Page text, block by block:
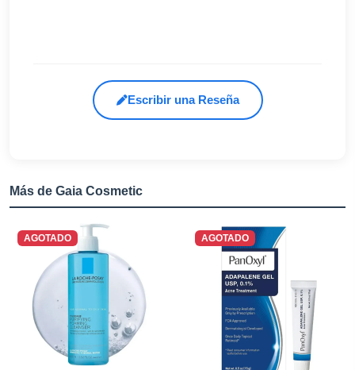
Escribir una Reseña
Más de Gaia Cosmetic
AGOTADO AGOTADO